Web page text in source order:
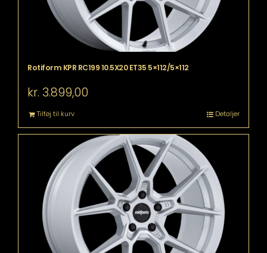
Rotiform KPR RC199 10.5X20 ET35 5×112/5×112
kr. 3.899,00
Tilføj til kurv Detaljer